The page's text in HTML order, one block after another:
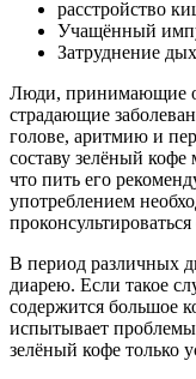
расстройство
Учащённый
Затруднение
Люди, принимающие
страдающие
голове, аритмию и
составу зелёный кофе
что пить его
употреблением
В период различных
диарею. Если такое
содержится большое
испытывает
зелёный кофе только